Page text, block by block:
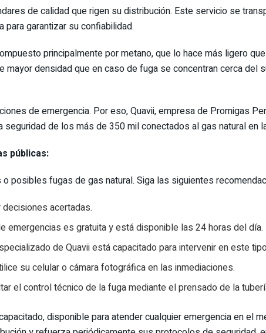
de calidad que rigen su distribución. Este servicio se
garantizar su confiabilidad.
principalmente por metano, que lo hace más ligero
densidad que en caso de fuga se concentran cerca del
de emergencia. Por eso, Quavii, empresa de Promigas
de los más de 350 mil conectados al gas natural en
públicas:
fugas de gas natural. Siga las siguientes
acertadas.
emergencias es gratuita y está disponible las 24 horas del día.
de Quavii está capacitado para intervenir en este
su celular o cámara fotográfica en las inmediaciones.
el control técnico de la fuga mediante el prensado de la
disponible para atender cualquier emergencia en el